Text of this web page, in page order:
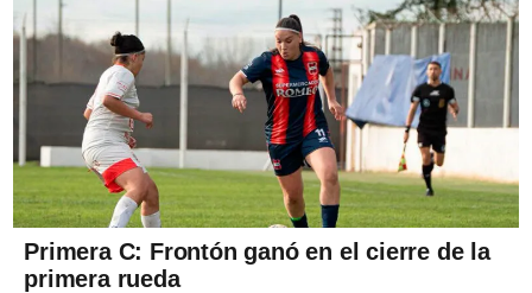
Primera C: Frontón ganó en el cierre de la
primera rueda